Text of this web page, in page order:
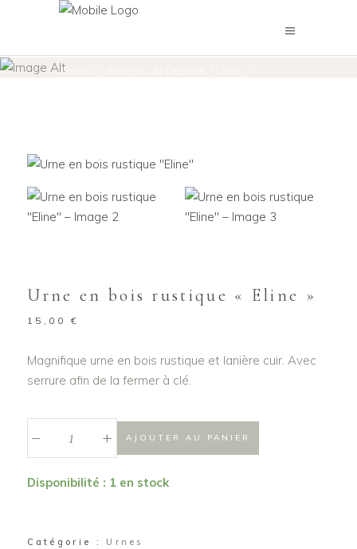
Accueil
Urne en bois rustique « Eline »
15,00€
Magnifique urne en bois rustique et lanière cuir. Avec
serrure afin de la fermer à clé.
rustique
+ AJOUTER AU PANIER
Disponibilité : 1 en stock
Catégorie : Urnes